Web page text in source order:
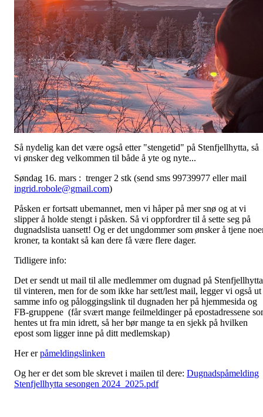
Så nydelig kan det være også etter "stengetid" på Stenfjellhytta, så
vi ønsker deg velkommen til både å yte og nyte...
Søndag 16. mars : trenger 2 stk (send sms 99739977 eller mail
ingrid.robole@gmail.com)
Påsken er fortsatt ubemannet, men vi håper på mer snø og at vi
slipper å holde stengt i påsken. Så vi oppfordrer til å sette seg på
dugnadslista uansett! Og er det ungdommer som ønsker å tjene
kroner, ta kontakt så kan dere få være flere dager.
Tidligere info:
Det er sendt ut mail til alle medlemmer om dugnad på Stenfjellhytta
til vinteren, men for de som ikke har sett/lest mail, legger vi også ut
samme info og påloggingslink til dugnaden her på hjemmesida og
FB-gruppene (får svært mange feilmeldinger på epostadressene
hentes ut fra min idrett, så her bør mange ta en sjekk på hvilken
epost som ligger inne på ditt medlemskap)
Her erpåmeldingslinken
Og her er det som ble skrevet i mailen til dere: Dugnadspåmelding
Stenfjellhytta sesongen 2024_2025.pdf